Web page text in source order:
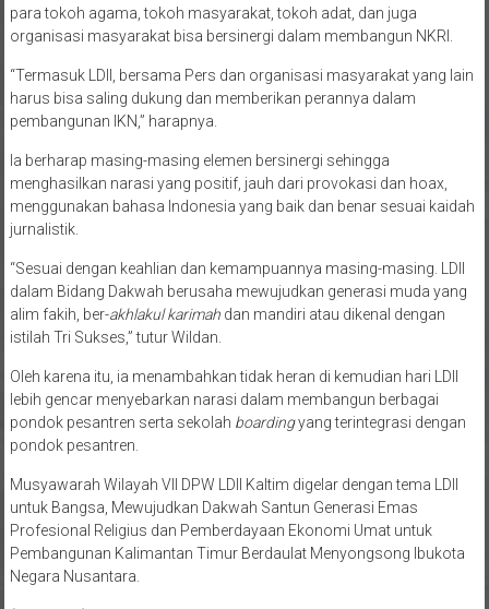
para tokoh agama, tokoh masyarakat, tokoh adat, dan juga
organisasi masyarakat bisa bersinergi dalam membangun NKRI.
“Termasuk LDII, bersama Pers dan organisasi masyarakat yang lain
harus bisa saling dukung dan memberikan perannya dalam
pembangunan IKN,” harapnya.
Ia berharap masing-masing elemen bersinergi sehingga
menghasilkan narasi yang positif, jauh dari provokasi dan hoax,
menggunakan bahasa Indonesia yang baik dan benar sesuai kaidah
jurnalistik.
“Sesuai dengan keahlian dan kemampuannya masing-masing. LDII
dalam Bidang Dakwah berusaha mewujudkan generasi muda yang
alim fakih, ber-akhlakul karimahdan mandiri atau dikenal dengan
istilah Tri Sukses,” tutur Wildan.
Oleh karena itu, ia menambahkan tidak heran di kemudian hari LDII
lebih gencar menyebarkan narasi dalam membangun berbagai
pondok pesantren serta sekolah boardingyang terintegrasi dengan
pondok pesantren.
Musyawarah Wilayah VII DPW LDII Kaltim digelar dengan tema LDII
untuk Bangsa, Mewujudkan Dakwah Santun Generasi Emas
Profesional Religius dan Pemberdayaan Ekonomi Umat untuk
Pembangunan Kalimantan Timur Berdaulat Menyongsong Ibukota
Negara Nusantara.